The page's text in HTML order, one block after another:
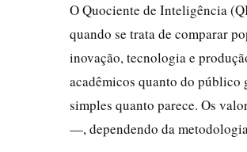
O Quociente de Inteligência
quando se trata de comparar
inovação, tecnologia e
acadêmicos quanto do público
simples quanto parece. Os
—, dependendo da